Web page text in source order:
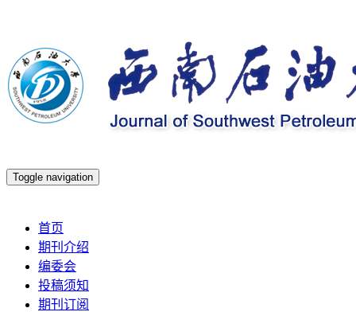
Toggle navigation
首页
期刊介绍
编委会
投稿须知
期刊订阅